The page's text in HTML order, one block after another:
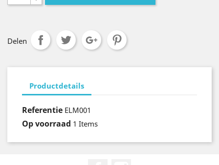
Delen
Productdetails
Referentie ELM001
Op voorraad 1 Items